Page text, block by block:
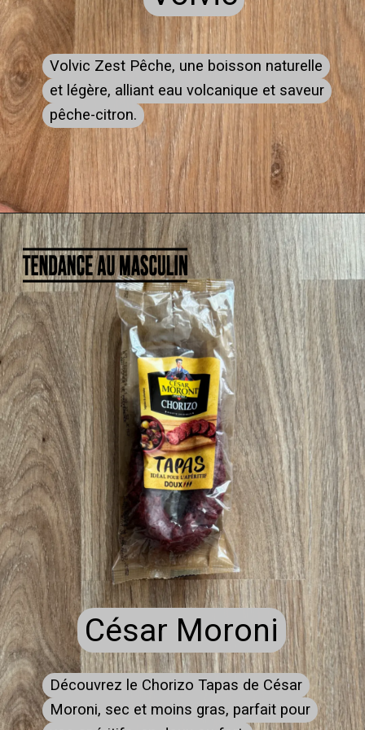
Volvic Zest Pêche, une boisson naturelle
et légère, alliant eau volcanique et saveur
pêche-citron.
Volvic Zest Pêche, une boisson naturelle
et légère, alliant eau volcanique et saveur
pêche-citron.
César Moroni
César Moroni
Découvrez le Chorizo Tapas de César
Moroni, sec et moins gras, parfait pour
Découvrez le Chorizo Tapas de César
Moroni, sec et moins gras, parfait pour